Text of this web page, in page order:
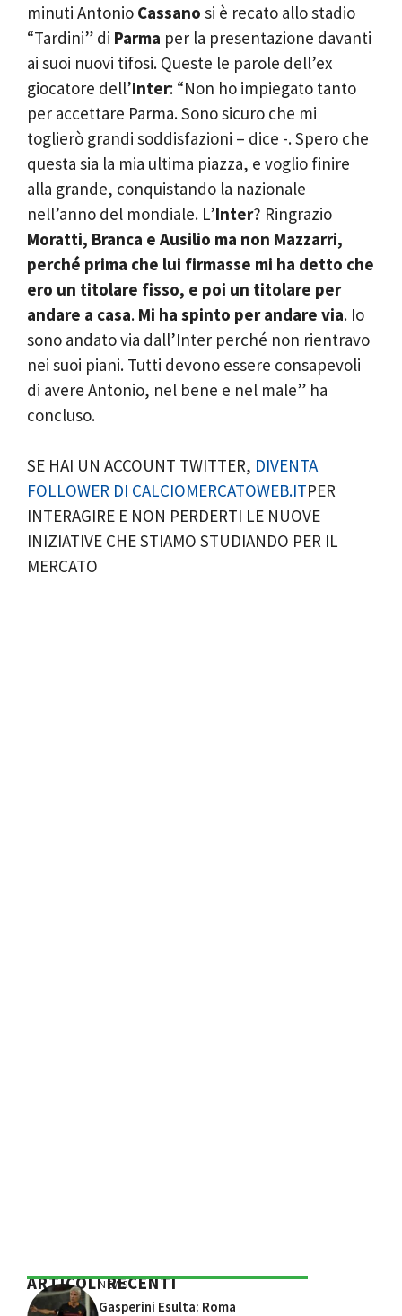
minuti Antonio Cassano si è recato allo stadio
“Tardini” di Parma per la presentazione davanti
ai suoi nuovi tifosi. Queste le parole dell’ex
giocatore dell’Inter: “Non ho impiegato tanto
per accettare Parma. Sono sicuro che mi
toglierò grandi soddisfazioni – dice -. Spero che
questa sia la mia ultima piazza, e voglio finire
alla grande, conquistando la nazionale
nell’anno del mondiale. L’Inter? Ringrazio
Moratti, Branca e Ausilio ma non Mazzarri,
perché prima che lui firmasse mi ha detto che
ero un titolare fisso, e poi un titolare per
andare a casa. Mi ha spinto per andare via. Io
sono andato via dall’Inter perché non rientravo
nei suoi piani. Tutti devono essere consapevoli
di avere Antonio, nel bene e nel male” ha
concluso.
SE HAI UN ACCOUNT TWITTER, DIVENTA
FOLLOWER DI CALCIOMERCATOWEB.ITPER
INTERAGIRE E NON PERDERTI LE NUOVE
INIZIATIVE CHE STIAMO STUDIANDO PER IL
MERCATO
ARTICOLI RECENTI
NEWS
Gasperini Esulta: Roma